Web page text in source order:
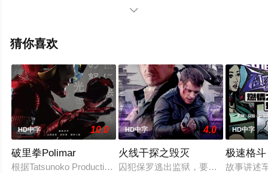
电影，大结局剧情已揭晓（1-1全集），手机免费观看高清
步至豆瓣电影、电视猫或剧情网等平台了解。

猜你喜欢
HD中字 10.0
破里拳Polimar
根据Tatsunoko Production公司1974年制作的人气电视动画改编
HD中字 4.0
火线干探之毁灭
囚犯保罗逃出监狱，要警官亚历克
HD中字
极速格斗
故事讲述